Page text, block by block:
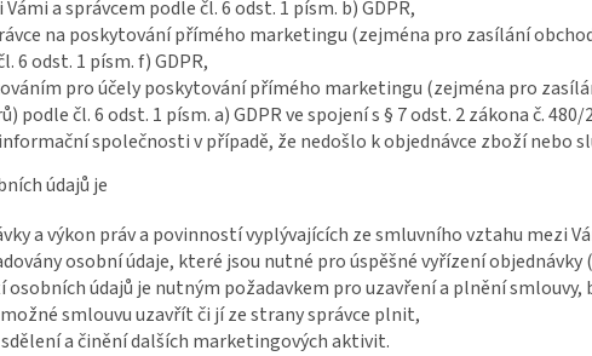
a správcem podle čl. 6 odst. 1 písm. b) GDPR,
na poskytování přímého marketingu (zejména pro zasílání
6 odst. 1 písm. f) GDPR,
pro účely poskytování přímého marketingu (zejména pro
podle čl. 6 odst. 1 písm. a) GDPR ve spojení s § 7 odst. 2 zákona č. 480/
společnosti v případě, že nedošlo k objednávce zboží nebo
údajů je
a výkon práv a povinností vyplývajících ze smluvního vztahu mezi
osobní údaje, které jsou nutné pro úspěšné vyřízení objednávky
údajů je nutným požadavkem pro uzavření a plnění
smlouvu uzavřít či jí ze strany správce plnit,
a činění dalších marketingových aktivit.